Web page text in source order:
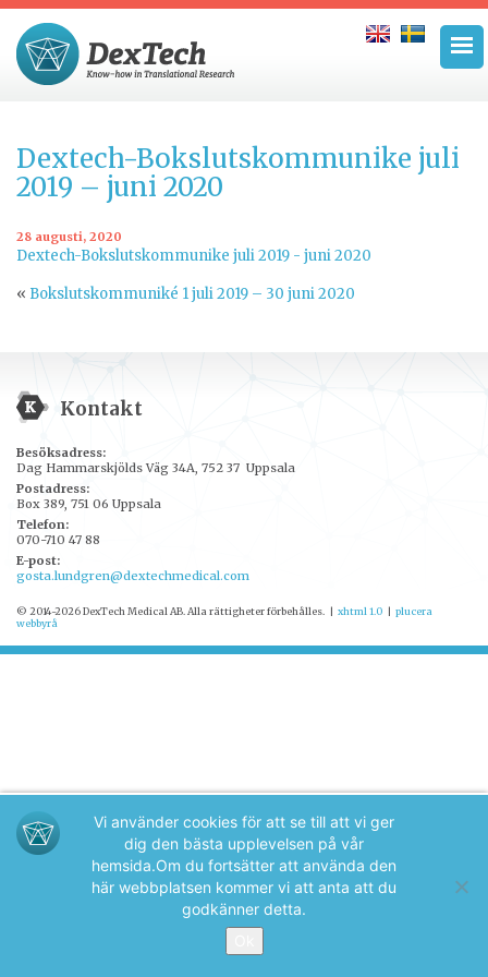
Dextech-Bokslutskommunike juli
2019 – juni 2020
28 augusti, 2020
Dextech-Bokslutskommunike juli 2019 - juni 2020
« Bokslutskommuniké 1 juli 2019 – 30 juni 2020
Kontakt
Besöksadress:
Dag Hammarskjölds Väg 34A, 752 37 Uppsala
Postadress:
Box 389, 751 06 Uppsala
Telefon:
070-710 47 88
E-post:
gosta.lundgren@dextechmedical.com
© 2014-2026 DexTech Medical AB. Alla rättigheter förbehålles. | xhtml 1.0 | plucera
webbyrå
Vi använder cookies för att se till att vi ger
dig den bästa upplevelsen på vår
hemsida.Om du fortsätter att använda den
här webbplatsen kommer vi att anta att du
godkänner detta.